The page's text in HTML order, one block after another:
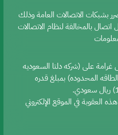
بشبكات الاتصالات العامة وذلك
اتصال بالمخالفة لنظام الاتصالات
غرامة على (شركه دلتا السعوديه
المحدوده) بمبلغ قدره
العقوبة في الموقع الإلكتروني